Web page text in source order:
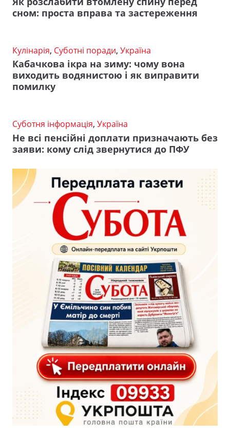
сном: проста вправа та застереження
Кулінарія, Суботні поради, Україна
Кабачкова ікра на зиму: чому вона
виходить водянистою і як виправити
помилку
Суботня інформація, Україна
Не всі пенсійні доплати призначають без
заяви: кому слід звернутися до ПФУ